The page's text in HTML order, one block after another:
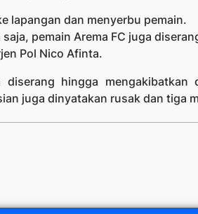
lapangan dan menyerbu pemain.
pemain Arema FC juga
Pol Nico Afinta.
hingga
juga dinyatakan rusak dan tiga